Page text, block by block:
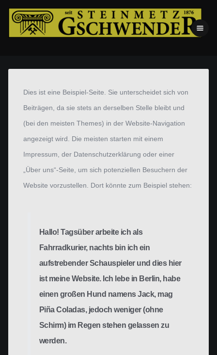
Dies ist eine Beispiel-Seite. Sie unterscheidet sich von
Beiträgen, da sie stets an derselben Stelle bleibt und
(bei den meisten Themes) in der Website-Navigation
angezeigt wird. Die meisten starten mit einem
Impressum, der Datenschutzerklärung oder einer
„Über uns“-Seite, um sich potenziellen Besuchern der
Website vorzustellen. Dort könnte zum Beispiel stehen:
Hallo! Tagsüber arbeite ich als
Fahrradkurier, nachts bin ich ein
aufstrebender Schauspieler und dies hier
ist meine Website. Ich lebe in Berlin, habe
einen großen Hund namens Jack, mag
Piña Coladas, jedoch weniger (ohne
Schirm) im Regen stehen gelassen zu
werden.